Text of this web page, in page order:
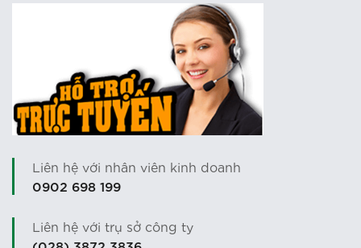
Liên hệ với nhân viên kinh doanh
0902 698 199
Liên hệ với trụ sở công ty